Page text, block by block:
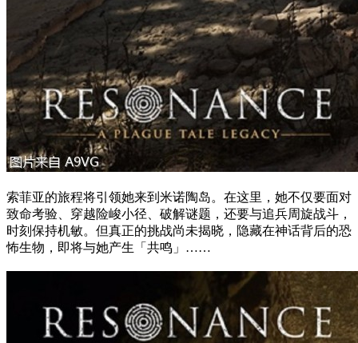
索菲亚的旅程将引领她来到米诺陶岛。在这里，她不仅要面对
致命考验、穿越险峻小径、破解谜题，还要与追兵周旋战斗，
时刻保持机敏。但真正的挑战尚未揭晓，隐藏在神话背后的恐
怖生物，即将与她产生「共鸣」……